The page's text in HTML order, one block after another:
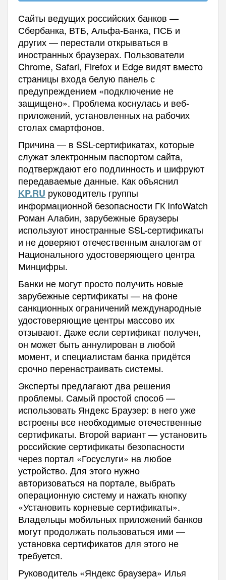
Сайты ведущих российских банков —
Сбербанка, ВТБ, Альфа-Банка, ПСБ и
других — перестали открываться в
иностранных браузерах. Пользователи
Chrome, Safari, Firefox и Edge видят вместо
страницы входа белую панель с
предупреждением «подключение не
защищено». Проблема коснулась и веб-
приложений, установленных на рабочих
столах смартфонов.
Причина — в SSL-сертификатах, которые
служат электронным паспортом сайта,
подтверждают его подлинность и шифруют
передаваемые данные. Как объяснил
KP.RU руководитель группы
информационной безопасности ГК InfoWatch
Роман Алабин, зарубежные браузеры
используют иностранные SSL-сертификаты
и не доверяют отечественным аналогам от
Национального удостоверяющего центра
Минцифры.
Банки не могут просто получить новые
зарубежные сертификаты — на фоне
санкционных ограничений международные
удостоверяющие центры массово их
отзывают. Даже если сертификат получен,
он может быть аннулирован в любой
момент, и специалистам банка придётся
срочно перенастраивать системы.
Эксперты предлагают два решения
проблемы. Самый простой способ —
использовать Яндекс Браузер: в него уже
встроены все необходимые отечественные
сертификаты. Второй вариант — установить
российские сертификаты безопасности
через портал «Госуслуги» на любое
устройство. Для этого нужно
авторизоваться на портале, выбрать
операционную систему и нажать кнопку
«Установить корневые сертификаты».
Владельцы мобильных приложений банков
могут продолжать пользоваться ими —
установка сертификатов для этого не
требуется.
Руководитель «Яндекс браузера» Илья